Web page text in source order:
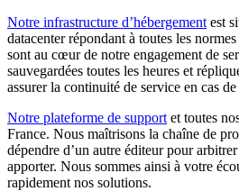
Notre infrastructure d’hébergement est
datacenter répondant à toutes les
sont au cœur de notre engagement de
sauvegardées toutes les heures et
assurer la continuité de service en cas
Notre plateforme de support et toutes
France. Nous maîtrisons la chaîne de
dépendre d’un autre éditeur pour
apporter. Nous sommes ainsi à votre
rapidement nos solutions.